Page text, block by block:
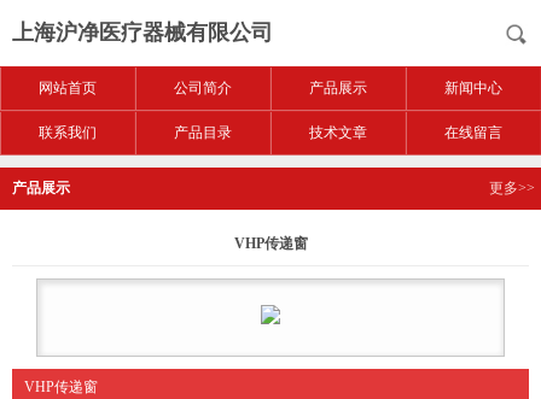
上海沪净医疗器械有限公司
网站首页 公司简介 产品展示 新闻中心
联系我们 产品目录 技术文章 在线留言
产品展示 更多>>
VHP传递窗
VHP传递窗